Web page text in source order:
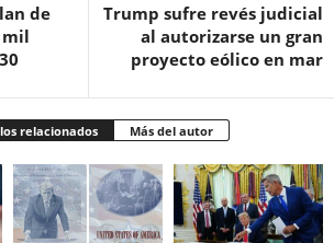
de
mil
Trump sufre revés judicial
al autorizarse un gran
proyecto eólico en mar
relacionados Más del autor